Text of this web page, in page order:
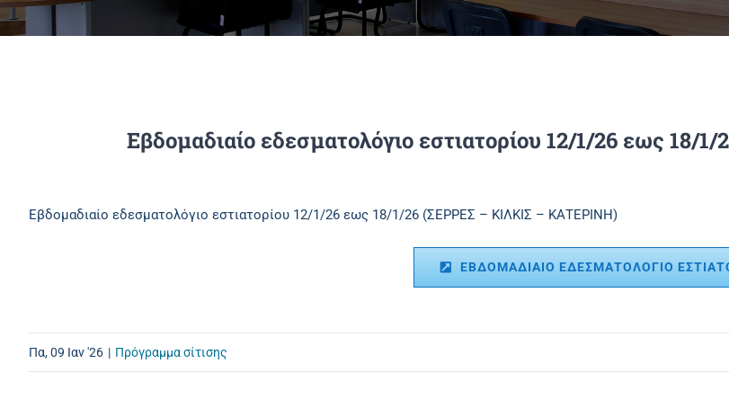
Εβδομαδιαίο εδεσματολόγιο εστιατορίου 12/1/26 εως
Εβδομαδιαίο εδεσματολόγιο εστιατορίου 12/1/26 εως 18/1/26 (ΣΕΡΡΕΣ – ΚΙΛΚΙΣ – ΚΑΤΕΡΙΝΗ)
ΕΒΔΟΜΑΔΙΑΙΟ ΕΔΕΣΜΑΤΟΛΟΓΙΟ
Πα, 09 Ιαν '26 | Πρόγραμμα σίτισης